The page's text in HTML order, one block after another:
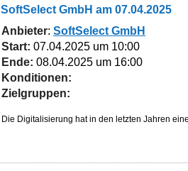
SoftSelect GmbH am 07.04.2025
Anbieter: SoftSelect GmbH
Start: 07.04.2025 um 10:00
Ende: 08.04.2025 um 16:00
Konditionen:
Zielgruppen: